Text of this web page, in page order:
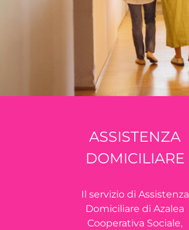
ASSISTENZA
DOMICILIARE
Il servizio di Assistenza
Domiciliare di Azalea
Cooperativa Sociale,